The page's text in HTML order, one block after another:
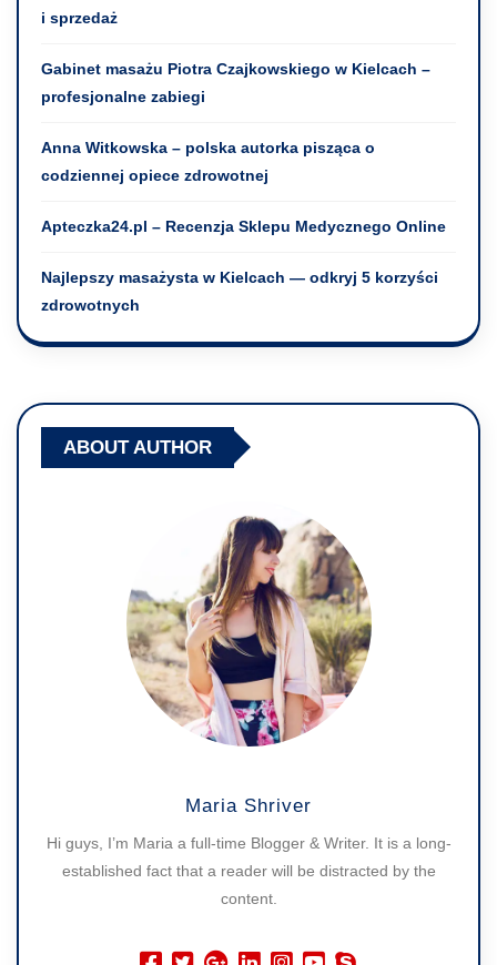
i sprzedaż
Gabinet masażu Piotra Czajkowskiego w Kielcach –
profesjonalne zabiegi
Anna Witkowska – polska autorka pisząca o
codziennej opiece zdrowotnej
Apteczka24.pl – Recenzja Sklepu Medycznego Online
Najlepszy masażysta w Kielcach — odkryj 5 korzyści
zdrowotnych
ABOUT AUTHOR
Maria Shriver
Hi guys, I’m Maria a full-time Blogger & Writer. It is a long-
established fact that a reader will be distracted by the
content.